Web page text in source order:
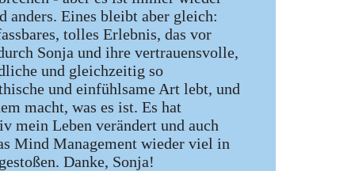
anders. Eines bleibt aber gleich:
tolles Erlebnis, das vor
Sonja und ihre vertrauensvolle,
und gleichzeitig so
und einfühlsame Art lebt, und
macht, was es ist. Es hat
mein Leben verändert und auch
Mind Management wieder viel in
Danke, Sonja!